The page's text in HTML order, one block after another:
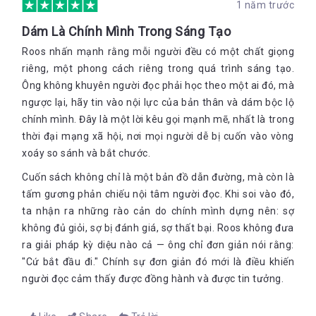
tròn là phần thú vị nhất. Tại đó, hai đặc điểm hợp lại và tạo
bạn. Tất nhiên bạn cũng có thể thực hiện bài tập này cho
những điểm yếu nhất. Kết quả của bài tập đó có thể cung cấp
cho bạn những thông tin thú vị.
Ba bước lập kế hoạch cuộc đời
Giờ là lúc vạch ra kế hoạch chinh phục mục tiêu. Kế hoạch đó
khá đơn giản: làm thế nào để đi từ A đến B?
Bạn đã biết cái đích mình muốn đến, đó là làm điều bạn thích
và trở thành con người bạn muốn. Vậy là bạn có mục tiêu và
phương hướng. Bạn không cần vạch sẵn hướng đi một cách
cứng nhắc. Tuy nhiên, bạn phải biết mình sẽ rẽ trái, rẽ phải hay
đi thẳng khi đứng trước những ngã rẽ nhất định.
Bạn đang ở đâu?
1 năm trước
Dám Là Chính Mình Trong Sáng Tạo
Roos nhấn mạnh rằng mỗi người đều có một chất giọng
riêng, một phong cách riêng trong quá trình sáng tạo.
Ông không khuyên người đọc phải học theo một ai đó, mà
ngược lại, hãy tin vào nội lực của bản thân và dám bộc lộ
chính mình. Đây là một lời kêu gọi mạnh mẽ, nhất là trong
thời đại mạng xã hội, nơi mọi người dễ bị cuốn vào vòng
xoáy so sánh và bắt chước.
Cuốn sách không chỉ là một bản đồ dẫn đường, mà còn là
tấm gương phản chiếu nội tâm người đọc. Khi soi vào đó,
ta nhận ra những rào cản do chính mình dựng nên: sợ
không đủ giỏi, sợ bị đánh giá, sợ thất bại. Roos không đưa
ra giải pháp kỳ diệu nào cả — ông chỉ đơn giản nói rằng:
"Cứ bắt đầu đi." Chính sự đơn giản đó mới là điều khiến
người đọc cảm thấy được đồng hành và được tin tưởng.